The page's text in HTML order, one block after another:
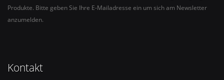
Produkte. Bitte geben Sie Ihre E-Mailadresse ein um sich am Newsletter
anzumelden.
Kontakt